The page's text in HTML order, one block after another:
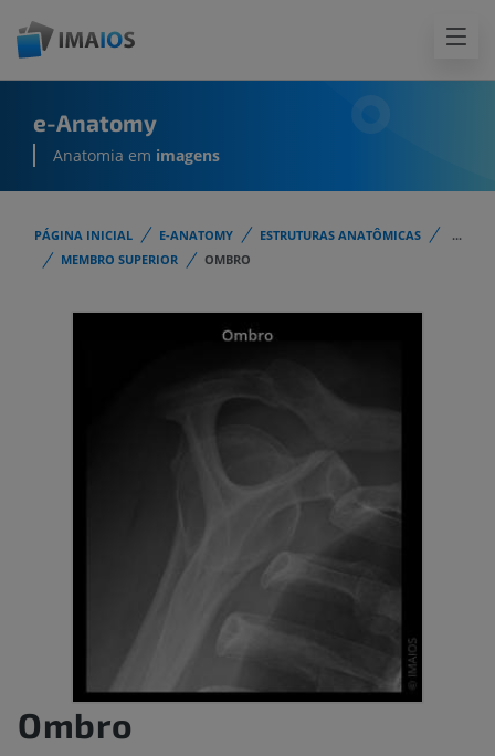
e-Anatomy
Anatomia em imagens
PÁGINA INICIAL E-ANATOMY ESTRUTURAS ANATÔMICAS
...
MEMBRO SUPERIOR
OMBRO
Ombro